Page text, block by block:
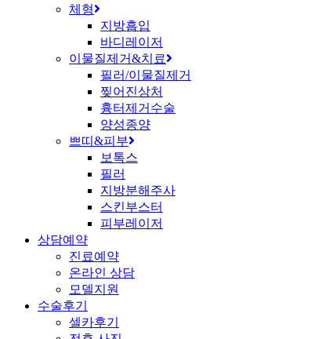
체형
지방흡입
바디레이저
이물질제거&치료
필러/이물질제거
찢어진상처
흉터제거수술
양성종양
쁘띠&피부
보톡스
필러
지방분해주사
스킨부스터
피부레이저
상담예약
진료예약
온라인 상담
모델지원
수술후기
셀카후기